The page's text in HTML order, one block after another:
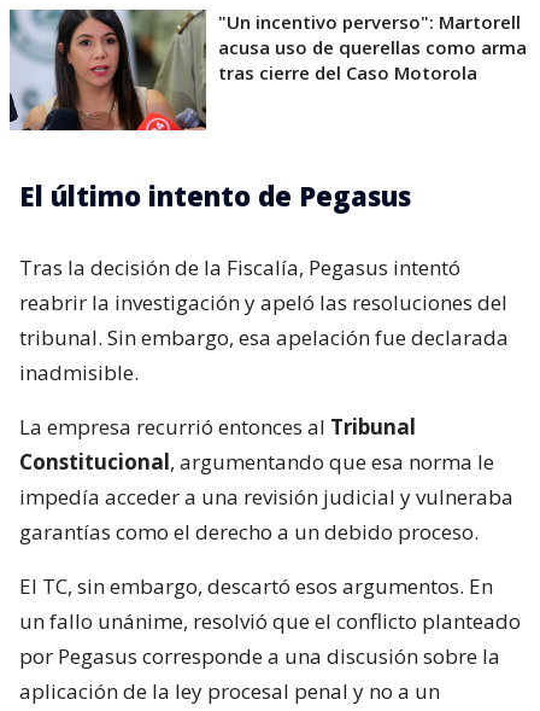
"Un incentivo perverso": Martorell
acusa uso de querellas como arma
tras cierre del Caso Motorola
El último intento de Pegasus
Tras la decisión de la Fiscalía, Pegasus intentó
reabrir la investigación y apeló las resoluciones del
tribunal. Sin embargo, esa apelación fue declarada
inadmisible.
La empresa recurrió entonces al Tribunal
Constitucional, argumentando que esa norma le
impedía acceder a una revisión judicial y vulneraba
garantías como el derecho a un debido proceso.
El TC, sin embargo, descartó esos argumentos. En
un fallo unánime, resolvió que el conflicto planteado
por Pegasus corresponde a una discusión sobre la
aplicación de la ley procesal penal y no a un